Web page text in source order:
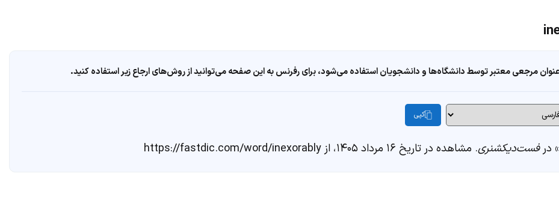
مرجعی معتبر توسط دانشگاه‌ها و دانشجویان استفاده می‌شود، برای رفرنس به این صفحه می‌توانید از روش‌های ارجاع زیر استفاده کنید.
کپی
فست‌دیکشنری. مشاهده در تاریخ ۱۶ مرداد ۱۴۰۵، از https://fastdic.com/word/inexorably